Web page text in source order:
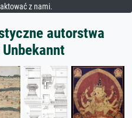
z nami.
autorstwa